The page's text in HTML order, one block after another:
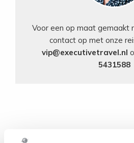
Voor een op maat gemaakt
contact op met onze
vip@executivetravel.nl
5431588